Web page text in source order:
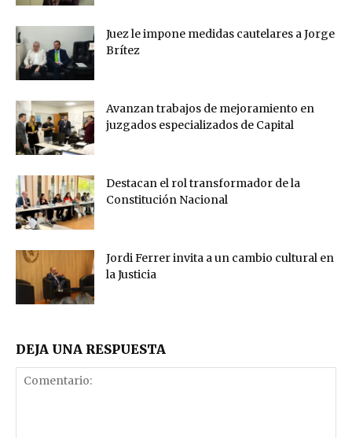
Juez le impone medidas cautelares a Jorge
Brítez
Avanzan trabajos de mejoramiento en
juzgados especializados de Capital
Destacan el rol transformador de la
Constitución Nacional
Jordi Ferrer invita a un cambio cultural en
la Justicia
DEJA UNA RESPUESTA